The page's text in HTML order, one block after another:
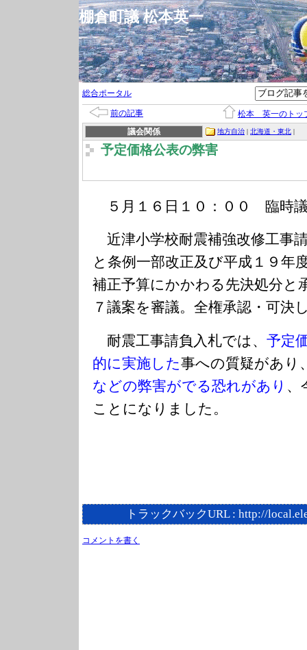
棚倉町議 松本英一
総合ポータル
前の記事
松本 英一のトッ
議会関係
地方自治 | 北海道・東北 |
予定価格公表の弊害
５月１６日１０：００ 臨時
近津小学校耐震補強改修工事
と条例一部改正及び平成１９年
補正予算にかかわる先決処分と
７議案を審議。全権承認・可決
耐震工事請負入札では、予定
的に実施した事への質疑があり
などの弊害がでる恐れがあり 、
ことになりました。
トラックバックURL : http://
コメントを書く